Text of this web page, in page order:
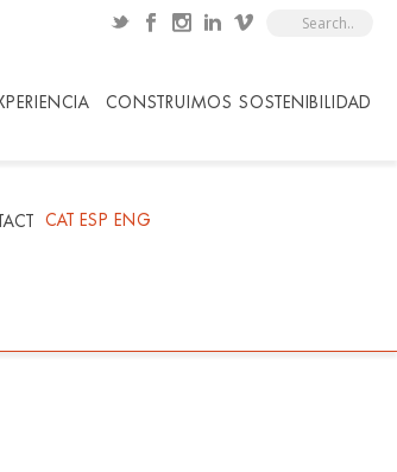
CONSTRUIMOS SOSTENIBILIDAD
CAT ESP ENG